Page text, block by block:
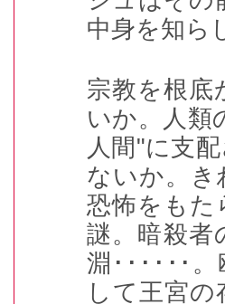
中身を知ら
宗教を根底
いか。人類
人間"に支
ないか。き
恐怖をもた
謎。暗殺者
淵･･････
して王宮